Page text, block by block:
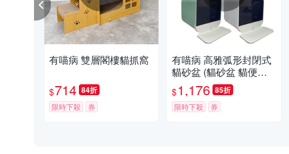
有喵病 雙層閣樓貓抓窩
$714 84折
限時下殺 券
有喵病 高雅弧形封閉式
貓砂盆 (貓砂盆 貓便盆
尿盆)
$1,176 85折
限時下殺 券